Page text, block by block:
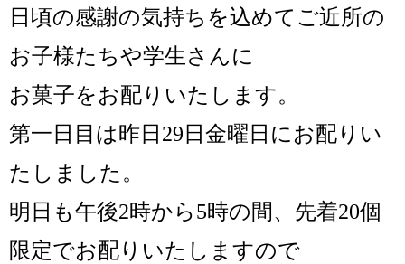
日頃の感謝の気持ちを込めて ご近所の
お子様たちや学生さんに
お菓子をお配りいたします。
第一日目は昨日29日金曜日にお配りい
たしました。
明日も午後2時から5時の間、先着20個
限定でお配りいたしますので